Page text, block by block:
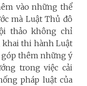
vào những thể
mà Luật Thủ đô
thảo không chỉ
khai thi hành Luật
góp thêm những ý
trong việc cải
pháp luật của